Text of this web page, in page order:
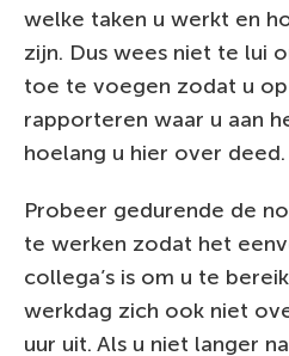
welke taken u werkt en
zijn. Dus wees niet te lui
toe te voegen zodat u
rapporteren waar u aan
hoelang u hier over deed.
Probeer gedurende de
te werken zodat het
collega’s is om u te
werkdag zich ook niet
uur uit. Als u niet langer